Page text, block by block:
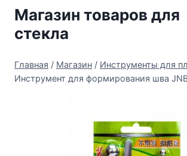
Перейти
содержимому
Магазин товаров для
стекла
Главная / Магазин / Инструменты для
Инструмент для формирования шва